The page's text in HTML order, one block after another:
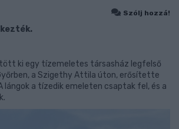
Szólj hozzá!
ki egy tízemeletes társasház legfelső
a Szigethy Attila úton, erősítette
lángok a tízedik emeleten csaptak fel, és a